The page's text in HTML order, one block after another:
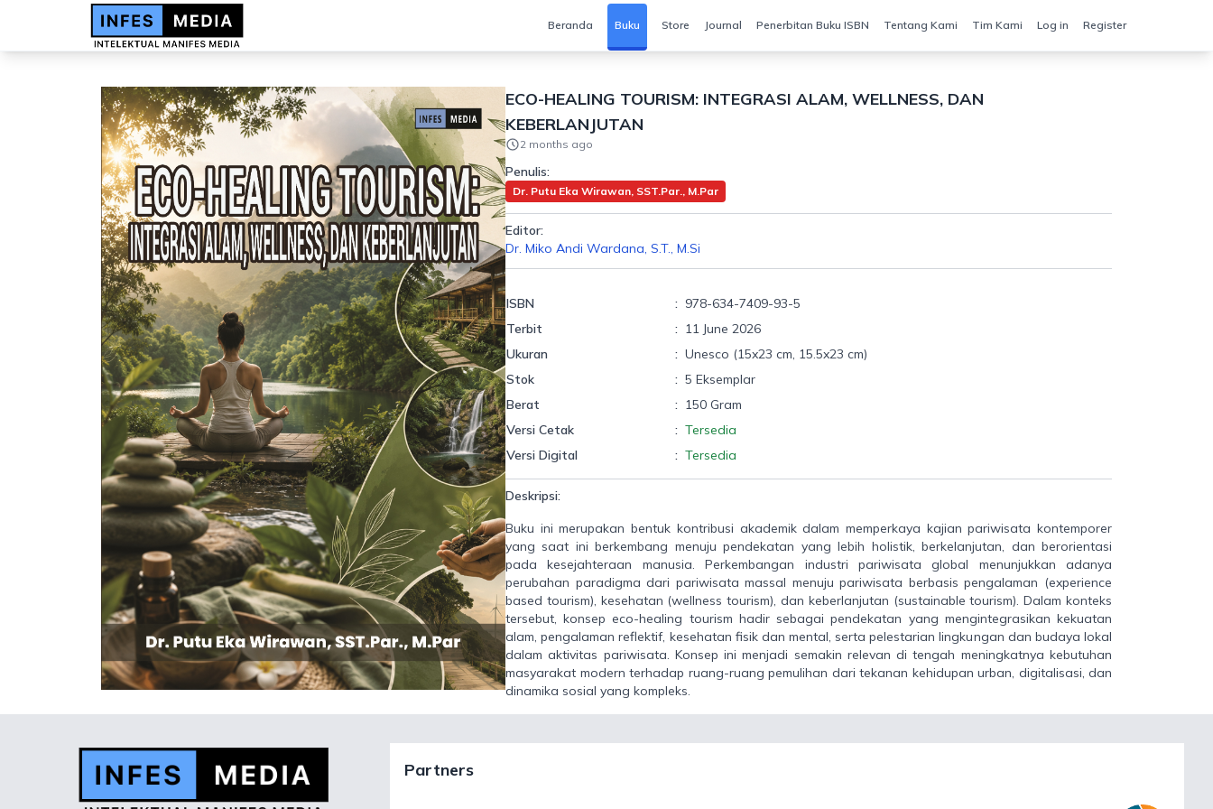
Beranda Buku Store Journal Penerbitan Buku ISBN Tentang Kami Tim Kami Log in Register
ECO-HEALING TOURISM: INTEGRASI ALAM, WELLNESS, DAN
KEBERLANJUTAN
2 months ago
Penulis:
Dr. Putu Eka Wirawan, SST.Par., M.Par
Editor:
Dr. Miko Andi Wardana, S.T., M.Si
ISBN : 978-634-7409-93-5
Terbit
: 11 June 2026
Ukuran
: Unesco (15x23 cm, 15.5x23 cm)
Stok
: 5 Eksemplar
Berat
: 150 Gram
Versi Cetak
: Tersedia
Versi Digital
: Tersedia
Deskripsi:
Buku ini merupakan bentuk kontribusi akademik dalam memperkaya kajian pariwisata kontemporer
yang saat ini berkembang menuju pendekatan yang lebih holistik, berkelanjutan, dan berorientasi
pada kesejahteraan manusia. Perkembangan industri pariwisata global menunjukkan adanya
perubahan paradigma dari pariwisata massal menuju pariwisata berbasis pengalaman (experience
based tourism), kesehatan (wellness tourism), dan keberlanjutan (sustainable tourism). Dalam konteks
tersebut, konsep eco-healing tourism hadir sebagai pendekatan yang mengintegrasikan kekuatan
alam, pengalaman reflektif, kesehatan fisik dan mental, serta pelestarian lingkungan dan budaya lokal
dalam aktivitas pariwisata. Konsep ini menjadi semakin relevan di tengah meningkatnya kebutuhan
masyarakat modern terhadap ruang-ruang pemulihan dari tekanan kehidupan urban, digitalisasi, dan
dinamika sosial yang kompleks.
Partners